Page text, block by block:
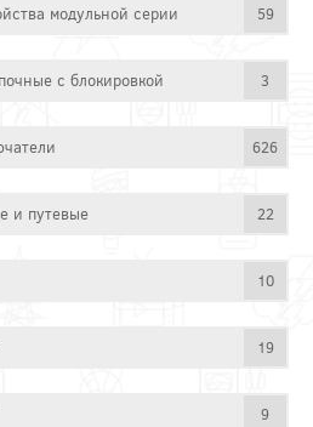
модульной серии 59
с блокировкой 3
626
и путевые 22
10
19
9